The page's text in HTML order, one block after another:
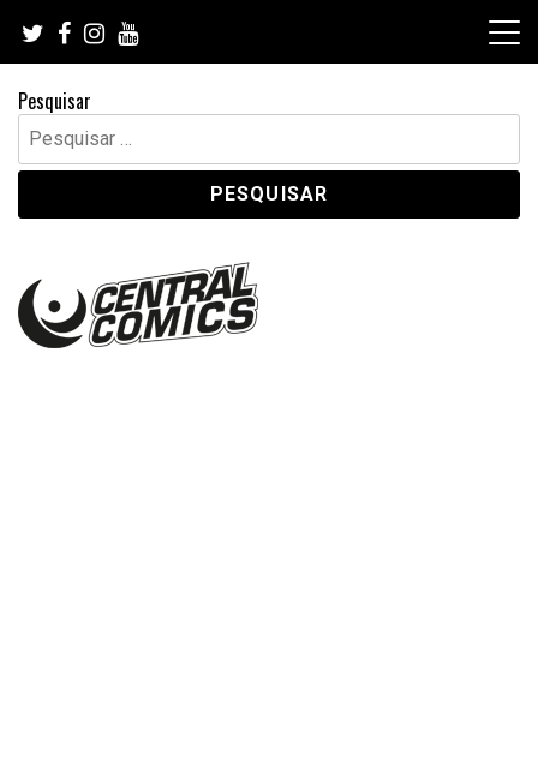
content
Pesquisar
Pesquisar
por: